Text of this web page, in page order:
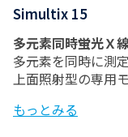
Simultix 15
多元素同時蛍光Ｘ
多元素を同時に測
上面照射型の専用
もっとみる